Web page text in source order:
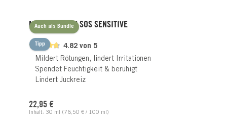
Produktgalerie überspringen
Tipp
Auch als Bundle
4.82 von 5
MIRACLE MASK SOS SENSITIVE
Mildert Rötungen, lindert Irritationen
Spendet Feuchtigkeit & beruhigt
Lindert Juckreiz
Inhalt: 30 ml (76,50 € / 100 ml)
22,95 €